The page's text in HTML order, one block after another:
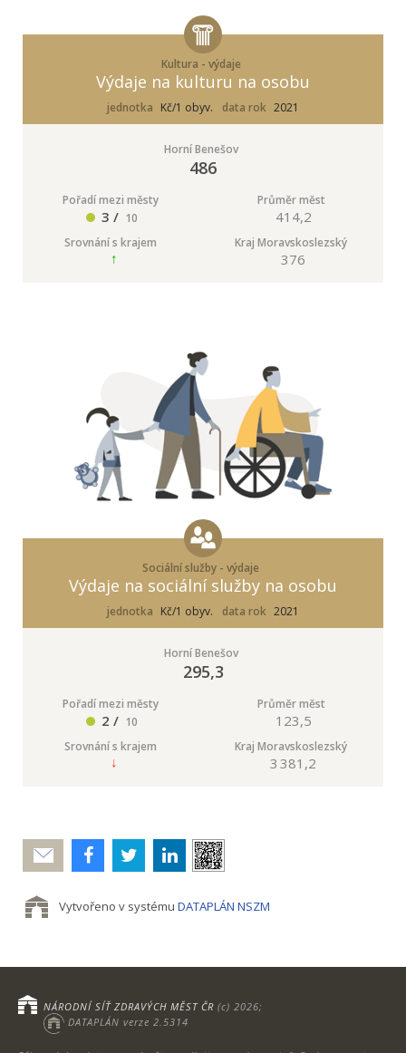
Kultura - výdaje
Výdaje na kulturu na osobu
jednotka Kč/1 obyv. data rok 2021
Horní Benešov
486
Pořadí mezi městy
3 / 10
Průměr měst
414,2
Srovnání s krajem Kraj Moravskoslezský
376
Sociální služby - výdaje
Výdaje na sociální služby na osobu
jednotka Kč/1 obyv. data rok 2021
Horní Benešov
295,3
Pořadí mezi městy
2 / 10
Průměr měst
123,5
Srovnání s krajem Kraj Moravskoslezský
3 381,2
Poslat
Vytvořeno v systému DATAPLÁN NSZM
NÁRODNÍ SÍŤ ZDRAVÝCH MĚST ČR (c) 2026;
DATAPLÁN verze 2.5314